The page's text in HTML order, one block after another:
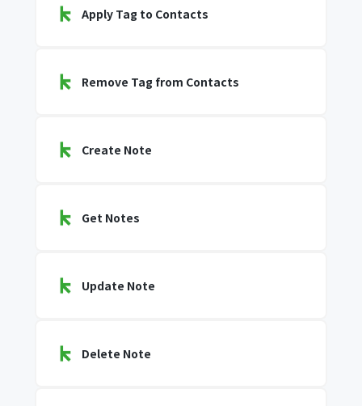
Apply Tag to Contacts
Remove Tag from Contacts
Create Note
Get Notes
Update Note
Delete Note